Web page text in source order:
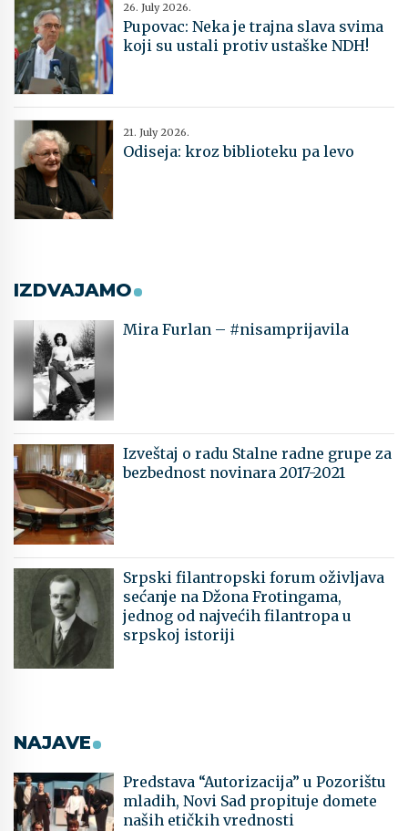
26. July 2026.
Pupovac: Neka je trajna slava svima
koji su ustali protiv ustaške NDH!
21. July 2026.
Odiseja: kroz biblioteku pa levo
IZDVAJAMO
Mira Furlan – #nisamprijavila
Izveštaj o radu Stalne radne grupe za
bezbednost novinara 2017-2021
Srpski filantropski forum oživljava
sećanje na Džona Frotingama,
jednog od najvećih filantropa u
srpskoj istoriji
NAJAVE
Predstava “Autorizacija” u Pozorištu
mladih, Novi Sad propituje domete
naših etičkih vrednosti